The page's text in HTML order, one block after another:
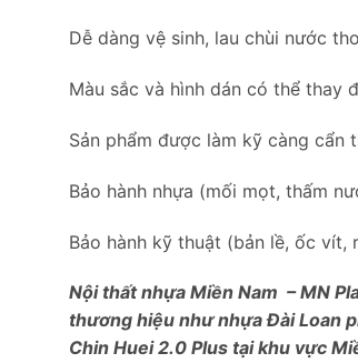
Dễ dàng vệ sinh, lau chùi nước
Màu sắc và hình dán có thể thay
Sản phẩm được làm kỹ càng
Bảo hành nhựa (mối mọt, thấm
Bảo hành kỹ thuật (bản lề, ốc vít,
Nội thất nhựa Miền Nam – MN
thương hiệu như nhựa Đài Loan
Chin Huei 2.0 Plus tại khu vực